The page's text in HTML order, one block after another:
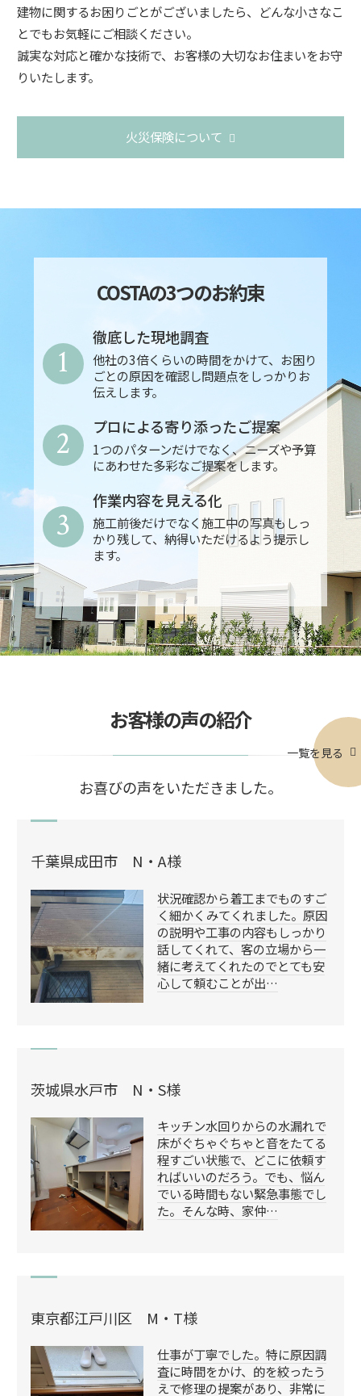
建物に関するお困りごとがございましたら、どんな小さなこ
とでもお気軽にご相談ください。
誠実な対応と確かな技術で、お客様の大切なお住まいをお守
りいたします。
火災保険について
COSTAの3つのお約束
徹底した現地調査
他社の3倍くらいの時間をかけて、お困り
ごとの原因を確認し問題点をしっかりお
伝えします。
1
プロによる寄り添ったご提案
1つのパターンだけでなく、ニーズや予算
にあわせた多彩なご提案をします。
2
作業内容を見える化
施工前後だけでなく施工中の写真もしっ
かり残して、納得いただけるよう提示し
ます。
3
お客様の声の紹介
お喜びの声をいただきました。
一覧を見る
千葉県成田市 N・A様
状況確認から着工までものすご
く細かくみてくれました。原因
の説明や工事の内容もしっかり
話してくれて、客の立場から一
緒に考えてくれたのでとても安
心して頼むことが出…
茨城県水戸市 N・S様
キッチン水回りからの水漏れで
床がぐちゃぐちゃと音をたてる
程すごい状態で、どこに依頼す
ればいいのだろう。でも、悩ん
でいる時間もない緊急事態でし
た。そんな時、家仲…
東京都江戸川区 M・T様
仕事が丁寧でした。特に原因調
査に時間をかけ、的を絞ったう
えで修理の提案があり、非常に